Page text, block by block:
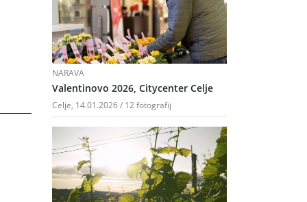
malo
NARAVA
Valentinovo 2026, Citycenter Celje
Celje, 14.01.2026 / 12 fotografij